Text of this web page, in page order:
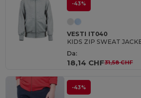
-43%
VESTI IT040
KIDS ZIP SWEAT
Da:
18,14 CHF31,58 CHF
-43%